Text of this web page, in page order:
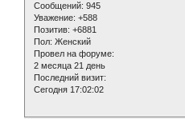
Сообщений: 945
Уважение: +588
Позитив: +6881
Пол: Женский
Провел на форуме:
2 месяца 21 день
Последний визит:
Сегодня 17:02:02